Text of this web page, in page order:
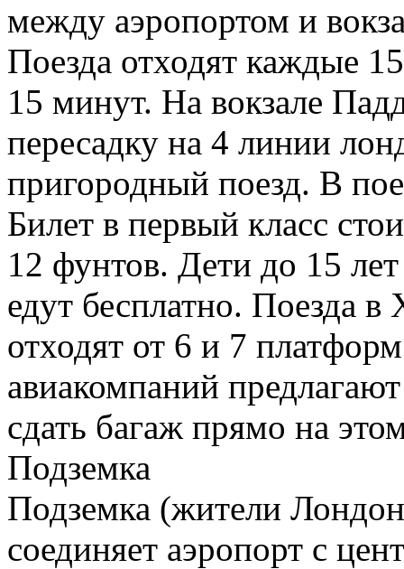
между аэропортом и
Поезда отходят каждые
15 минут. На вокзале
пересадку на 4 линии
пригородный поезд. В
Билет в первый класс
12 фунтов. Дети до 15
едут бесплатно. Поезда
отходят от 6 и 7
авиакомпаний
сдать багаж прямо на
Подземка
Подземка (жители
соединяет аэропорт с